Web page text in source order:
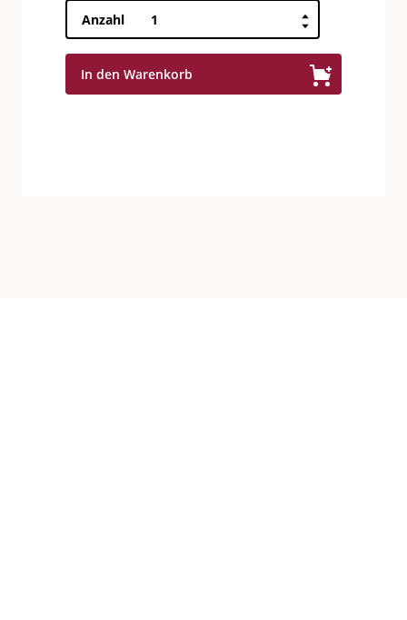
Anzahl
Ripasso
Valpolicella
Classico
di
Torbae
In den Warenkorb